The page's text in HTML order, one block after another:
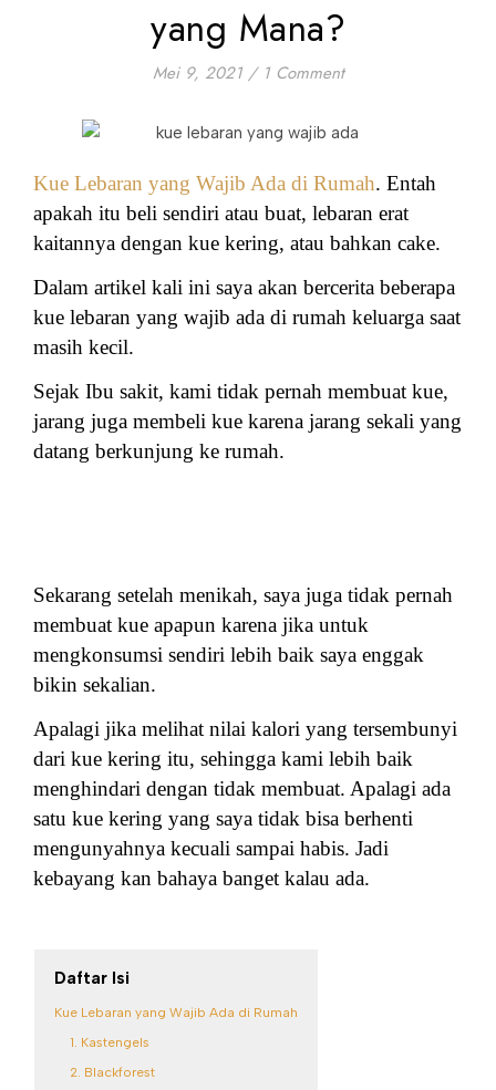
yang Mana?
Mei 9, 2021 / 1 Comment
Kue Lebaran yang Wajib Ada di Rumah. Entah
apakah itu beli sendiri atau buat, lebaran erat
kaitannya dengan kue kering, atau bahkan cake.
Dalam artikel kali ini saya akan bercerita beberapa
kue lebaran yang wajib ada di rumah keluarga saat
masih kecil.
Sejak Ibu sakit, kami tidak pernah membuat kue,
jarang juga membeli kue karena jarang sekali yang
datang berkunjung ke rumah.
Sekarang setelah menikah, saya juga tidak pernah
membuat kue apapun karena jika untuk
mengkonsumsi sendiri lebih baik saya enggak
bikin sekalian.
Apalagi jika melihat nilai kalori yang tersembunyi
dari kue kering itu, sehingga kami lebih baik
menghindari dengan tidak membuat. Apalagi ada
satu kue kering yang saya tidak bisa berhenti
mengunyahnya kecuali sampai habis. Jadi
kebayang kan bahaya banget kalau ada.
Daftar Isi
Kue Lebaran yang Wajib Ada di Rumah
1. Kastengels
2. Blackforest